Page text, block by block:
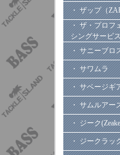
・ ザップ（
・ ザ・プロフ
シングサービス
・ サニーブロ
・ サワムラ
・ サベージギ
・ サムルアー
・ ジーク
・ ジークラッ